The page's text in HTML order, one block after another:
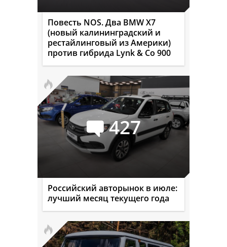
Повесть NOS. Два BMW X7
(новый калининградский и
рестайлинговый из Америки)
против гибрида Lynk & Co 900
427
Российский авторынок в июле:
лучший месяц текущего года